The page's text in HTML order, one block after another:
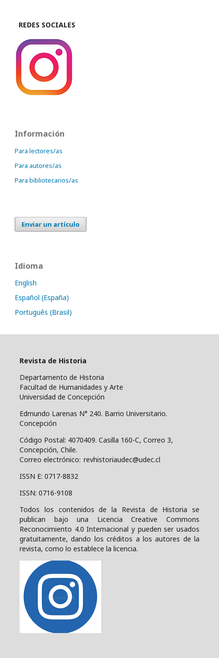
REDES SOCIALES
Información
Para lectores/as
Para autores/as
Para bibliotecarios/as
Enviar un artículo
Idioma
English
Español (España)
Português (Brasil)
Revista de Historia
Departamento de Historia
Facultad de Humanidades y Arte
Universidad de Concepción
Edmundo Larenas N° 240. Barrio Universitario.
Concepción
Código Postal: 4070409. Casilla 160-C, Correo 3,
Concepción, Chile.
Correo electrónico: revhistoriaudec@udec.cl
ISSN E: 0717-8832
ISSN: 0716-9108
Todos los contenidos de la Revista de Historia se
publican bajo una
Licencia Creative Commons
Reconocimiento 4.0 Internacional y pueden ser usados
gratuitamente, dando los créditos a los autores de la
revista, como lo establece la licencia.